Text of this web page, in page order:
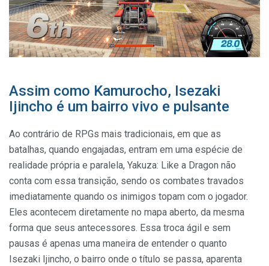
Assim como Kamurocho, Isezaki
Ijincho é um bairro vivo e pulsante
Ao contrário de RPGs mais tradicionais, em que as
batalhas, quando engajadas, entram em uma espécie de
realidade própria e paralela, Yakuza: Like a Dragon não
conta com essa transição, sendo os combates travados
imediatamente quando os inimigos topam com o jogador.
Eles acontecem diretamente no mapa aberto, da mesma
forma que seus antecessores. Essa troca ágil e sem
pausas é apenas uma maneira de entender o quanto
Isezaki Ijincho, o bairro onde o título se passa, aparenta